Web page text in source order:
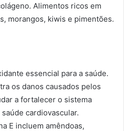
Alimentos ricos em
morangos, kiwis e pimentões.
essencial para a saúde.
os danos causados pelos
a fortalecer o sistema
cardiovascular.
E incluem amêndoas,